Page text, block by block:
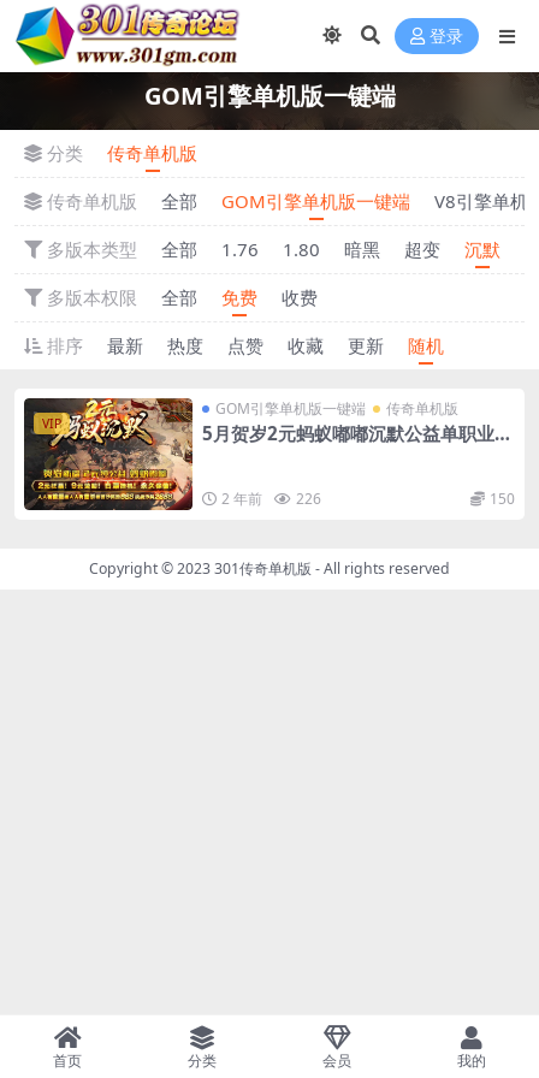
登录
GOM引擎单机版一键端
分类
传奇单机版
传奇单机版
全部 GOM引擎单机版一键端
V8引擎单机
多版本类型
全部 1.76 1.80 暗黑 超变 沉默
多版本权限
全部 免费
收费
排序
最新 热度 点赞 收藏 更新 随机
VIP
GOM引擎单机版一键端 传奇单机版
5月贺岁2元蚂蚁嘟嘟沉默公益单职业单
2 年前 226 150
Copyright © 2023301传奇单机版 - All rights reserved
首页 分类 会员 我的